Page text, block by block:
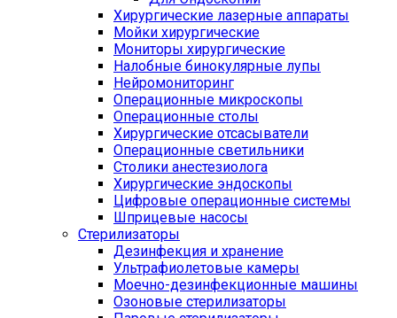
Хирургические лазерные аппараты
Мойки хирургические
Мониторы хирургические
Налобные бинокулярные лупы
Нейромониторинг
Операционные микроскопы
Операционные столы
Хирургические отсасыватели
Операционные светильники
Столики анестезиолога
Хирургические эндоскопы
Цифровые операционные системы
Шприцевые насосы
Стерилизаторы
Дезинфекция и хранение
Ультрафиолетовые камеры
Моечно-дезинфекционные машины
Озоновые стерилизаторы